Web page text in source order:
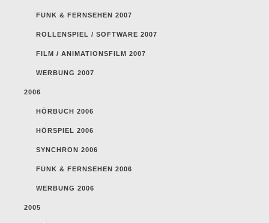
FUNK & FERNSEHEN 2007
ROLLENSPIEL / SOFTWARE 2007
FILM / ANIMATIONSFILM 2007
WERBUNG 2007
2006
HÖRBUCH 2006
HÖRSPIEL 2006
SYNCHRON 2006
FUNK & FERNSEHEN 2006
WERBUNG 2006
2005